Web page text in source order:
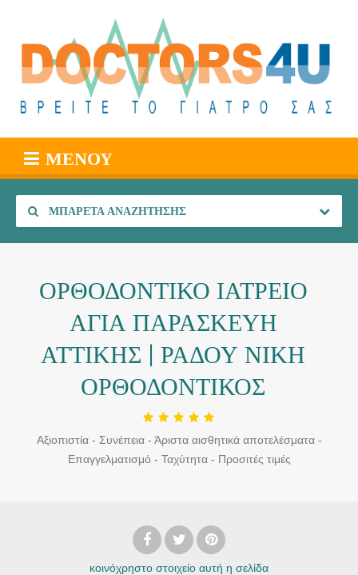
ΜΕΝΟΎ
ΜΠΑΡΈΤΑ ΑΝΑΖΉΤΗΣΗΣ
ΟΡΘΟΔΟΝΤΙΚΟ ΙΑΤΡΕΙΟ
ΑΓΙΑ ΠΑΡΑΣΚΕΥΗ
ΑΤΤΙΚΗΣ | ΡΑΔΟΥ ΝΙΚΗ
ΟΡΘΟΔΟΝΤΙΚΟΣ
Αξιοπιστία - Συνέπεια - Άριστα αισθητικά αποτελέσματα -
Επαγγελματισμό - Ταχύτητα - Προσιτές τιμές
κοινόχρηστο στοιχείο αυτή η σελίδα